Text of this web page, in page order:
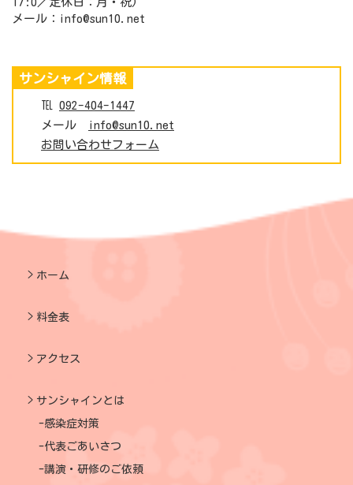
メール：info@sun10.net
サンシャイン情報
℡ 092-404-1447
メール
info@sun10.net
お問い合わせフォーム
ホーム
料金表
アクセス
サンシャインとは
感染症対策
代表ごあいさつ
講演・研修のご依頼